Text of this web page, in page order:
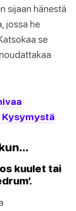
sijaan hänestä
jossa he
se
Kysymystä
kuulet tai